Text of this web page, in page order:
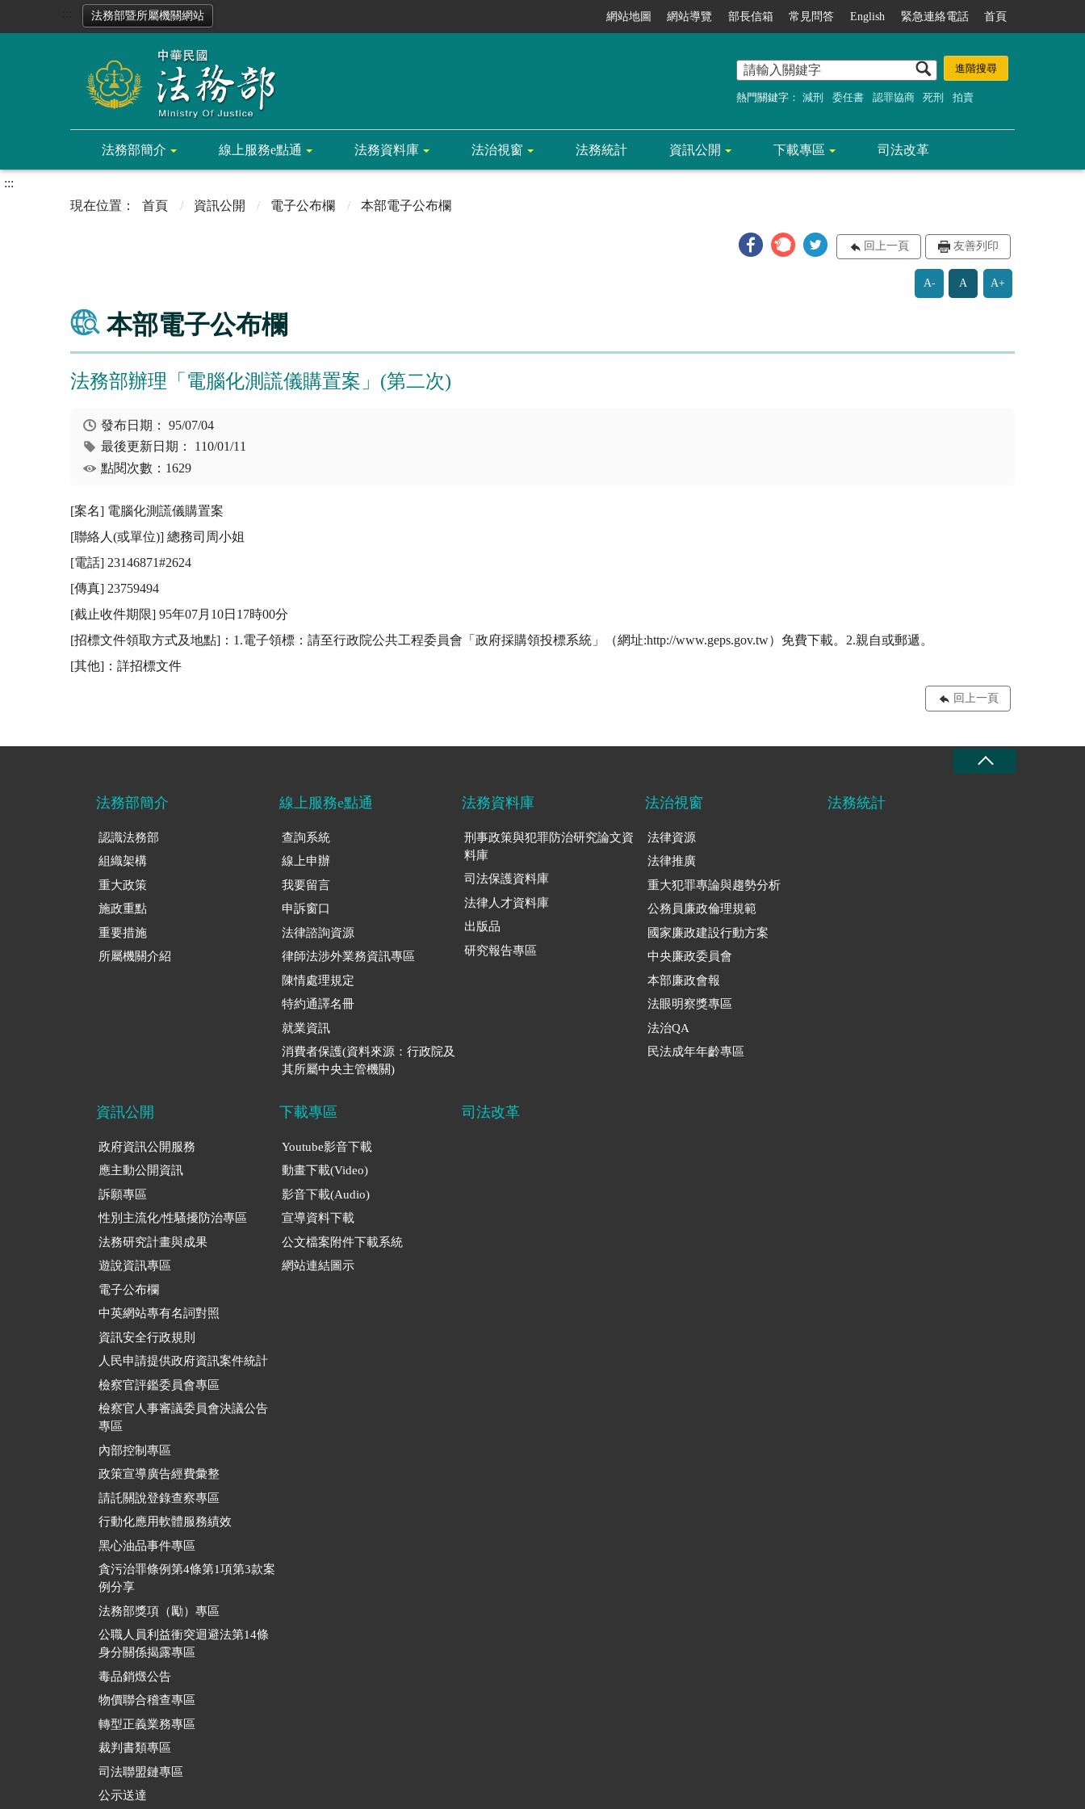
法務部暨所屬機關網站 網站地圖 網站導覽 部長信箱 常見問答 English 緊急連絡電話 首頁
熱門關鍵字： 減刑 委任書 認罪協商 死刑 拍賣
法務部簡介 線上服務e點通 法務資料庫 法治視窗 法務統計 資訊公開 下載專區 司法改革
:::
首頁
資訊公開 電子公布欄 本部電子公布欄
回上一頁 友善列印
A- A A+
本部電子公布欄
法務部辦理「電腦化測謊儀購置案」(第二次)
發布日期：95/07/04
最後更新日期： 110/01/11
點閱次數：1629
[案名] 電腦化測謊儀購置案
[聯絡人(或單位)] 總務司周小姐
[電話] 23146871#2624
[傳真] 23759494
[截止收件期限] 95年07月10日17時00分
[招標文件領取方式及地點]：1.電子領標：請至行政院公共工程委員會「政府採購領投標系統」（網址:http://www.geps.gov.tw）免費下載。2.親自或郵遞。
[其他]：詳招標文件
回上一頁
法務部簡介
認識法務部
組織架構
重大政策
施政重點
重要措施
所屬機關介紹
線上服務e點通
查詢系統
線上申辦
我要留言
申訴窗口
法律諮詢資源
律師法涉外業務資訊專區
陳情處理規定
特約通譯名冊
就業資訊
消費者保護(資料來源：行政院及
其所屬中央主管機關)
法務資料庫
刑事政策與犯罪防治研究論文資
料庫
司法保護資料庫
法律人才資料庫
出版品
研究報告專區
法治視窗
法律資源
法律推廣
重大犯罪專論與趨勢分析
公務員廉政倫理規範
國家廉政建設行動方案
中央廉政委員會
本部廉政會報
法眼明察獎專區
法治QA
民法成年年齡專區
法務統計
資訊公開
政府資訊公開服務
應主動公開資訊
訴願專區
性別主流化/性騷擾防治專區
法務研究計畫與成果
遊說資訊專區
電子公布欄
中英網站專有名詞對照
資訊安全行政規則
人民申請提供政府資訊案件統計
檢察官評鑑委員會專區
檢察官人事審議委員會決議公告
專區
內部控制專區
政策宣導廣告經費彙整
請託關說登錄查察專區
行動化應用軟體服務績效
黑心油品事件專區
貪污治罪條例第4條第1項第3款案
例分享
法務部獎項（勵）專區
公職人員利益衝突迴避法第14條
身分關係揭露專區
毒品銷燬公告
物價聯合稽查專區
轉型正義業務專區
裁判書類專區
司法聯盟鏈專區
公示送達
下載專區
Youtube影音下載
動畫下載(Video)
影音下載(Audio)
宣導資料下載
公文檔案附件下載系統
網站連結圖示
司法改革